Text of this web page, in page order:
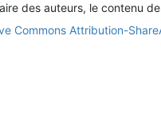
des auteurs, le contenu
Commons Attribution-